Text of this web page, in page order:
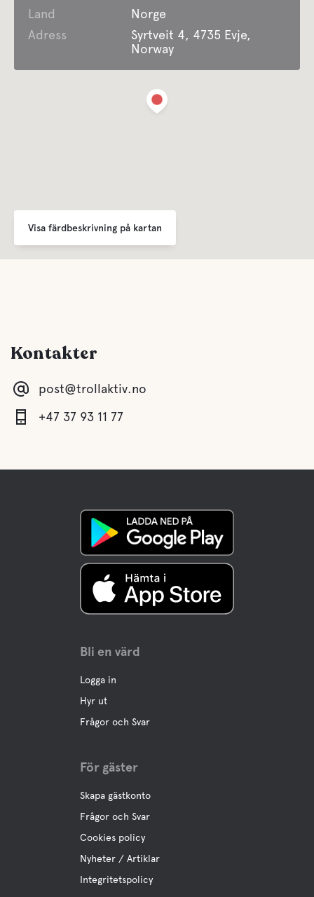
Land
Norge
Adress
Syrtveit 4, 4735 Evje,
Norway
Visa färdbeskrivning på kartan
Kontakter
post@trollaktiv.no
+47 37 93 11 77
Bli en värd
Logga in
Hyr ut
Frågor och Svar
För gäster
Skapa gästkonto
Frågor och Svar
Cookies policy
Nyheter / Artiklar
Integritetspolicy